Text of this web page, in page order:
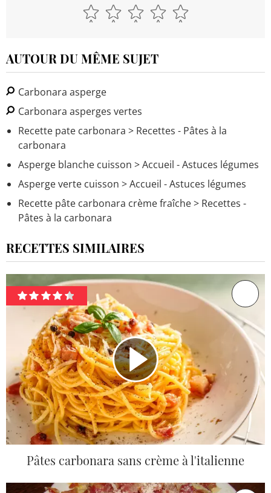
AUTOUR DU MÊME SUJET
Carbonara asperge
Carbonara asperges vertes
Recette pate carbonara > Recettes - Pâtes à la
carbonara
Asperge blanche cuisson > Accueil - Astuces légumes
Asperge verte cuisson > Accueil - Astuces légumes
Recette pâte carbonara crème fraîche> Recettes -
Pâtes à la carbonara
RECETTES SIMILAIRES
Pâtes carbonara sans crème à l'italienne